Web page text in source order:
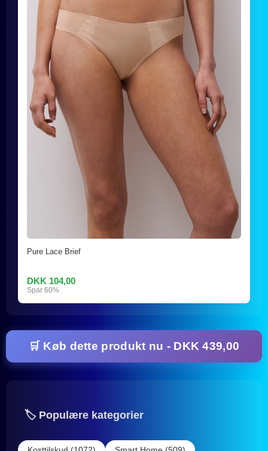
Pure Lace Brief
DKK 104,00
Spar 60%
🛒 Køb dette produkt nu - DKK 439,00
🏷️ Populære kategorier